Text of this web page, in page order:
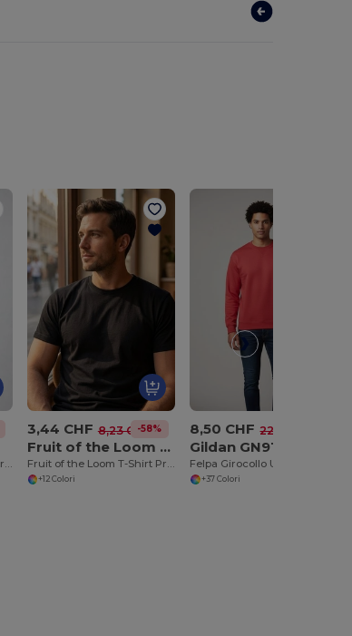
Gildan Maglietta Uomo Ultra Resistente in Cotone
3,44 CHF 8,23 CHF-58%
Fruit of the Loom SC210
Fruit of the Loom T-Shirt Premium in Cotone
+12 Colori
8,50 CHF 22,08 CHF
Gildan GN910
+37 Colori